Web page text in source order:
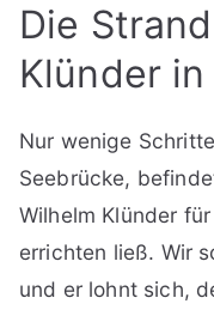
Die
Klünder in
Nur wenige
Seebrücke,
Wilhelm Klünder
errichten ließ. Wir
und er lohnt sich,